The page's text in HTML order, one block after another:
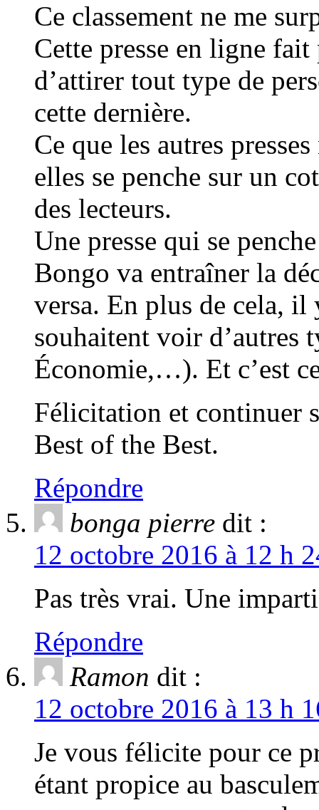
Ce classement ne me
Cette presse en ligne
d’attirer tout type de
cette dernière.
Ce que les autres
elles se penche sur un
des lecteurs.
Une presse qui se
Bongo va entraîner la
versa. En plus de cela,
souhaitent voir d’autres
Économie,…). Et c’est
Félicitation et continuer
Best of the Best.
Répondre
bonga pierre dit :
12 octobre 2016 à 12 h
Pas très vrai. Une
Répondre
Ramon dit :
12 octobre 2016 à 13 h
Je vous félicite pour ce
étant propice au